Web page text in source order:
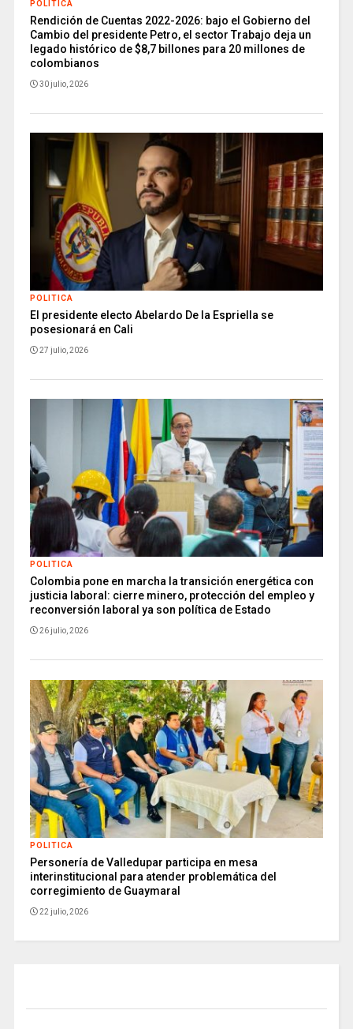
POLITICA
Rendición de Cuentas 2022-2026: bajo el Gobierno del
Cambio del presidente Petro, el sector Trabajo deja un
legado histórico de $8,7 billones para 20 millones de
colombianos
30 julio, 2026
POLITICA
El presidente electo Abelardo De la Espriella se
posesionará en Cali
27 julio, 2026
POLITICA
Colombia pone en marcha la transición energética con
justicia laboral: cierre minero, protección del empleo y
reconversión laboral ya son política de Estado
26 julio, 2026
POLITICA
Personería de Valledupar participa en mesa
interinstitucional para atender problemática del
corregimiento de Guaymaral
22 julio, 2026